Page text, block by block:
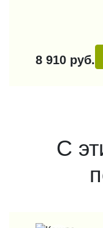
8 910 руб.
С